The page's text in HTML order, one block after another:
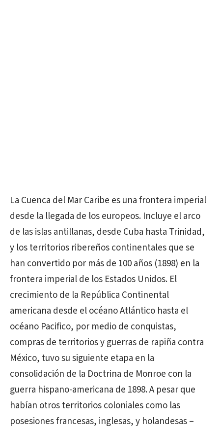
La Cuenca del Mar Caribe es una frontera imperial
desde la llegada de los europeos. Incluye el arco
de las islas antillanas, desde Cuba hasta Trinidad,
y los territorios ribereños continentales que se
han convertido por más de 100 años (1898) en la
frontera imperial de los Estados Unidos. El
crecimiento de la República Continental
americana desde el océano Atlántico hasta el
océano Pacifico, por medio de conquistas,
compras de territorios y guerras de rapiña contra
México, tuvo su siguiente etapa en la
consolidación de la Doctrina de Monroe con la
guerra hispano-americana de 1898. A pesar que
habían otros territorios coloniales como las
posesiones francesas, inglesas, y holandesas –